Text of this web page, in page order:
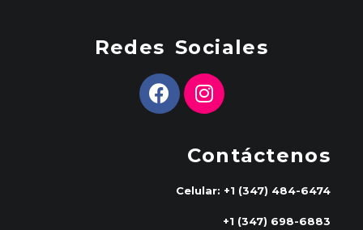
Redes Sociales
Contáctenos
Celular: +1 (347) 484-6474
+1 (347) 698-6883